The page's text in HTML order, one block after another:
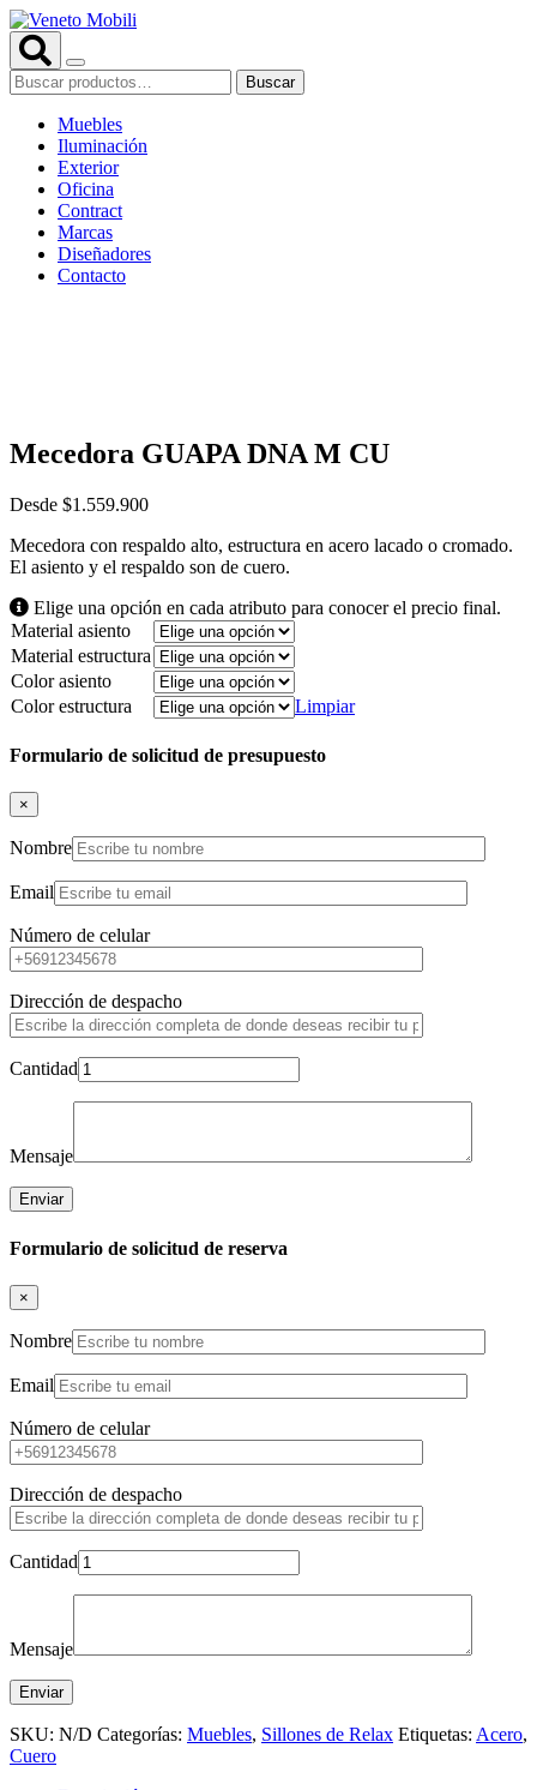
Saltar
al
contenido
Buscar
por:
Buscar
Muebles
Iluminación
Exterior
Oficina
Contract
Marcas
Diseñadores
Contacto
Mecedora GUAPA DNA M CU
Desde $1.559.900
Mecedora con respaldo alto, estructura en acero lacado o cromado.
El asiento y el respaldo son de cuero.
Elige una opción en cada atributo para conocer el precio final.
Material asiento
Material estructura
Color asiento
Color estructura
Limpiar
Formulario de solicitud de presupuesto
×
Nombre
Email
Número de celular
Dirección de despacho
Cantidad
Mensaje
Formulario de solicitud de reserva
×
Nombre
Email
Número de celular
Dirección de despacho
Cantidad
Mensaje
SKU: N/D Categorías: Muebles, Sillones de Relax Etiquetas: Acero,
Cuero